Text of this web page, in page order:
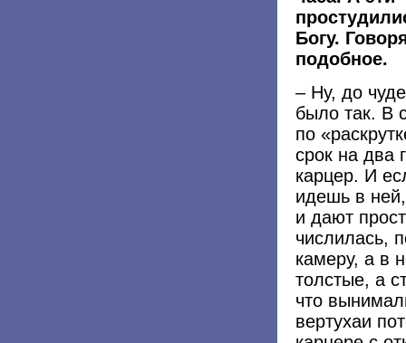
Богу.
подобное.
– Ну, до
было так. В
по
срок на два
карцер. И
идешь в
и дают
числилась,
камеру, а в
толстые, а
что
вертухаи